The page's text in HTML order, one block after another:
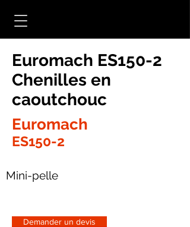
Euromach ES150-2
Chenilles en
caoutchouc
Euromach
ES150-2
Mini-pelle
Demander un devis